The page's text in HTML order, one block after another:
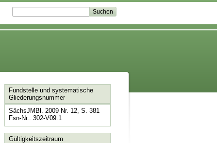
Fundstelle und systematische
Gliederungsnummer
SächsJMBl. 2009 Nr. 12, S. 381
Fsn-Nr.: 302-V09.1
Gültigkeitszeitraum